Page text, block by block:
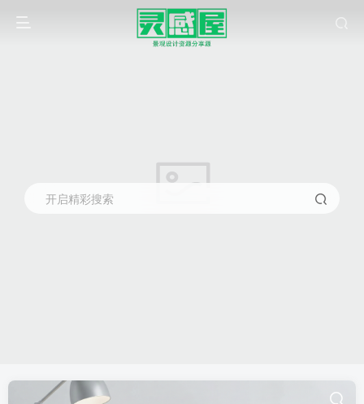
开启精彩搜索